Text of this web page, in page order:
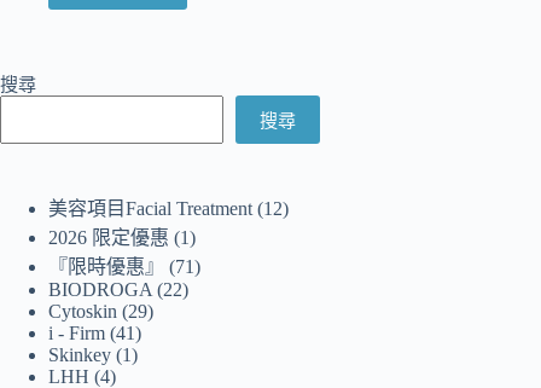
搜尋
搜尋
美容項目Facial Treatment 12
2026 限定優惠
1
『限時優惠』
71
BIODROGA
22
Cytoskin
29
i - Firm 41
Skinkey 1
LHH 4